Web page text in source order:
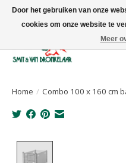
Uw leverancier voor
Home / Combo 100 x 160 cm
Door het gebruiken van onze
cookies om onze website te
Meer